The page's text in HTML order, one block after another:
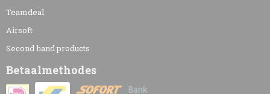
Teamdeal
Airsoft
Second hand products
Betaalmethodes